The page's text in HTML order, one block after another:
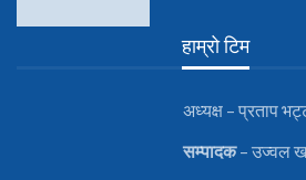
हाम्रो टिम
अध्यक्ष – प्रताप
सम्पादक– उज्वल